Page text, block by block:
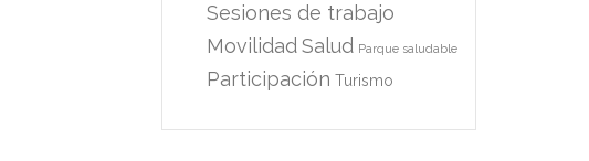
Sesiones de trabajo
Movilidad Salud Parque saludable
Participación Turismo